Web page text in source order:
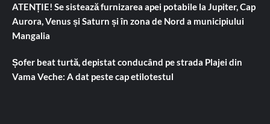
ATENȚIE! Se sistează furnizarea apei potabile la Jupiter, Cap
Aurora, Venus și Saturn și în zona de Nord a municipiului
Mangalia
Șofer beat turtă, depistat conducând pe strada Plajei din
Vama Veche: A dat peste cap etilotestul